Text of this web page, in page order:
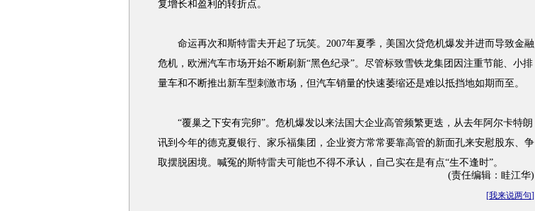
复增长和盈利的转折点。
命运再次和斯特雷夫开起了玩笑。2007年夏季，美国次贷危机爆发并进而导致金融
危机，欧洲汽车市场开始不断刷新“黑色纪录”。尽管标致雪铁龙集团因注重节能、小排
量车和不断推出新车型刺激市场，但汽车销量的快速萎缩还是难以抵挡地如期而至。
“覆巢之下安有完卵”。危机爆发以来法国大企业高管频繁更迭，从去年阿尔卡特朗
讯到今年的德克夏银行、家乐福集团，企业资方常常要靠高管的新面孔来安慰股东、争
取摆脱困境。喊冤的斯特雷夫可能也不得不承认，自己实在是有点“生不逢时”。
(责任编辑：眭江华)
[我来说两句]